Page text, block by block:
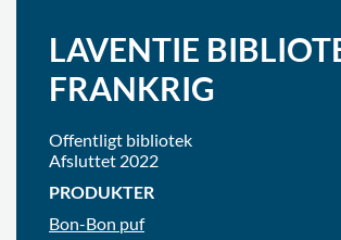
LAVENTIE
FRANKRIG
Offentligt bibliotek
Afsluttet 2022
PRODUKTER
Bon-Bon puf